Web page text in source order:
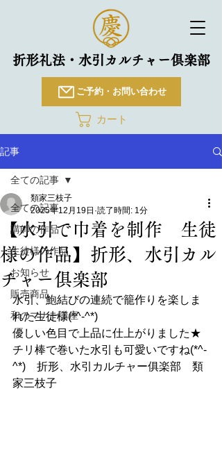
折形礼法・水引カルチャー倶楽部
ご予約・お問い合わせ
カート
記事
全ての記事
講師の作品
生徒様の作品
お知らせ
販売商品
和のマナー講座
全ての記事
【水引で巾着を制作 生徒
様の作品】折形、水引カル
チャー俱楽部
類家三枝子
2025年12月19日 読了時間: 1分
水引、鮑結びの連続で籠作りを楽しま
れた生徒様(*^-^*)
優しい色目で上品に仕上がりました★
チリ棒で巻いた水引も可愛いですね(*^-
^*)　折形、水引カルチャー俱楽部　類
家三枝子